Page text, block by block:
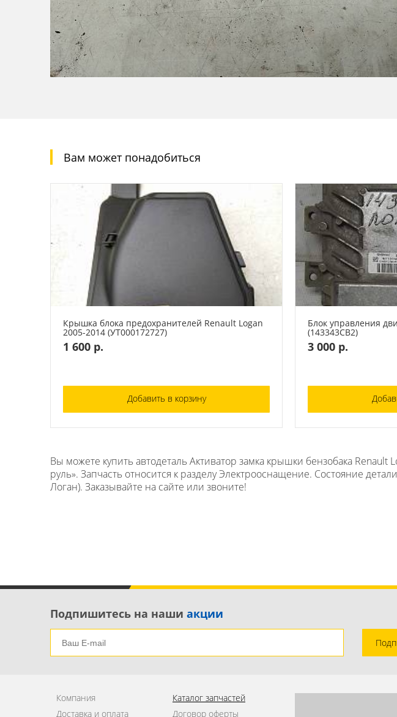
Вам может понадобиться
Крышка блока предохранителей Renault Logan
2005-2014 (УТ000172727)
1 600 р.
Добавить в корзину
Блок управления
(143343СВ2)
3 000 р.
Вы можете купить автодеталь Активатор замка крышки бензобака
руль». Запчасть относится к разделу Электрооснащение. Состояние
Логан). Заказывайте на сайте или звоните!
Подпишитесь на наши акции
Компания
Доставка и оплата
Каталог запчастей
Договор оферты